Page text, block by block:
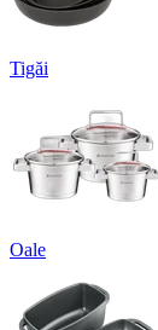
Tigăi
Oale